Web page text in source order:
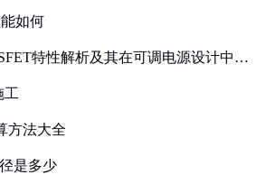
如何
特性解析及其在可调电源设计中的
工
方法大全
是多少